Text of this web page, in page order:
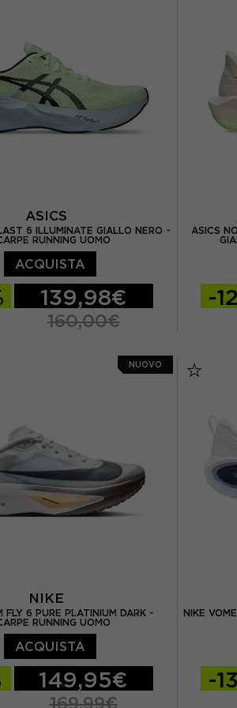
11 EUR 45.5 / US 11.5 EUR
ASICS
6 ILLUMINATE GIALLO NERO -
RUNNING UOMO
EUR 43,5 / US 9,5
11
EUR 46,5 / US 12
ACQUISTA
139,98€
160,00€
ASICS
EUR
EUR
-
NUOVO
NIKE
FLY 6 PURE PLATINIUM DARK -
RUNNING UOMO
ACQUISTA
149,95€
169,99€
NIKE
-